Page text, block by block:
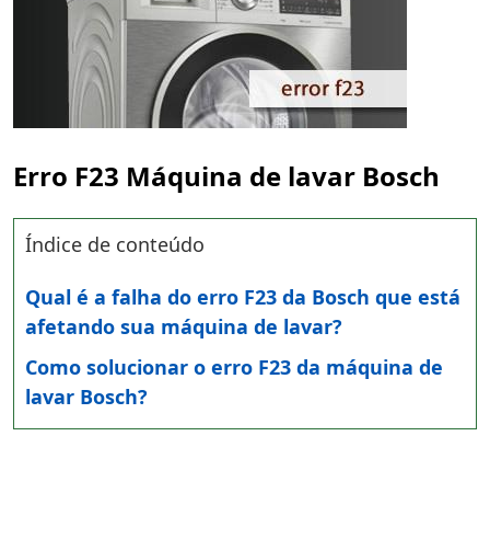
Erro F23 Máquina de lavar Bosch
Índice de conteúdo
Qual é a falha do erro F23 da Bosch que está
afetando sua máquina de lavar?
Como solucionar o erro F23 da máquina de
lavar Bosch?